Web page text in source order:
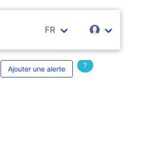
FR
Ajouter une alerte ?